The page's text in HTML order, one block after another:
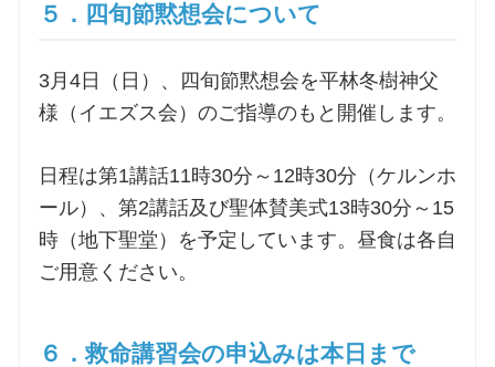
５．四旬節黙想会について
3月4日（日）、四旬節黙想会を平林冬樹神父
様（イエズス会）のご指導のもと開催します。
日程は第1講話11時30分～12時30分（ケルンホ
ール）、第2講話及び聖体賛美式13時30分～15
時（地下聖堂）を予定しています。昼食は各自
ご用意ください。
６．救命講習会の申込みは本日まで